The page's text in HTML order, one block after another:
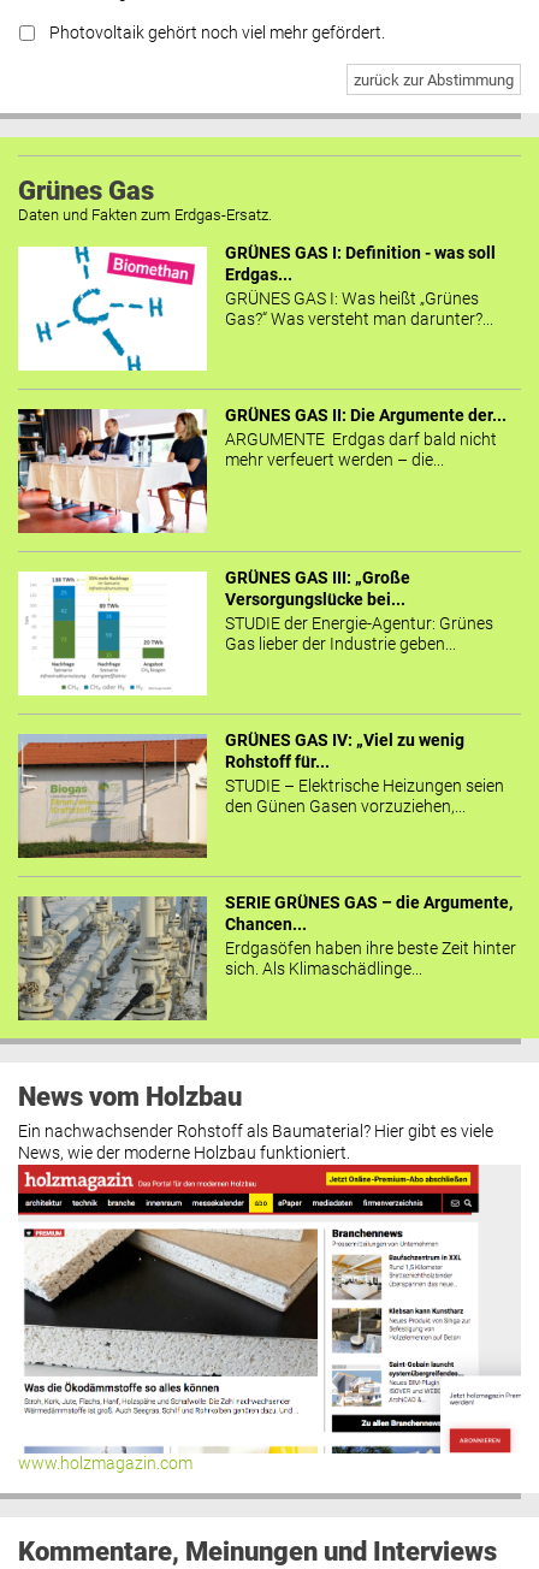
Photovoltaik gehört noch viel mehr gefördert.
zurück zur Abstimmung
Grünes Gas
Daten und Fakten zum Erdgas-Ersatz.
GRÜNES GAS I: Definition - was soll
Erdgas...
GRÜNES GAS I: Was heißt „Grünes
Gas?“ Was versteht man darunter?...
GRÜNES GAS II: Die Argumente der...
ARGUMENTE Erdgas darf bald nicht
mehr verfeuert werden – die...
GRÜNES GAS III: „Große
Versorgungslücke bei...
STUDIE der Energie-Agentur: Grünes
Gas lieber der Industrie geben...
GRÜNES GAS IV: „Viel zu wenig
Rohstoff für...
STUDIE – Elektrische Heizungen seien
den Günen Gasen vorzuziehen,...
SERIE GRÜNES GAS – die Argumente,
Chancen...
Erdgasöfen haben ihre beste Zeit hinter
sich. Als Klimaschädlinge...
News vom Holzbau
Ein nachwachsender Rohstoff als Baumaterial? Hier gibt es viele
News, wie der moderne Holzbau funktioniert.
www.holzmagazin.com
Kommentare, Meinungen und Interviews